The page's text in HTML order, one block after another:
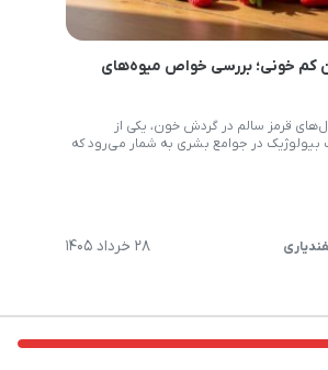
کم خونی؛ بررسی خواص میوه‌های
قرمز سالم در گردش خون، یکی از
بیولوژیک در جوامع بشری به شمار می‌رود که
نشانه‌هایی نظیر خستگی مزمن، ضعف عضلانی،
28 خرداد 1405